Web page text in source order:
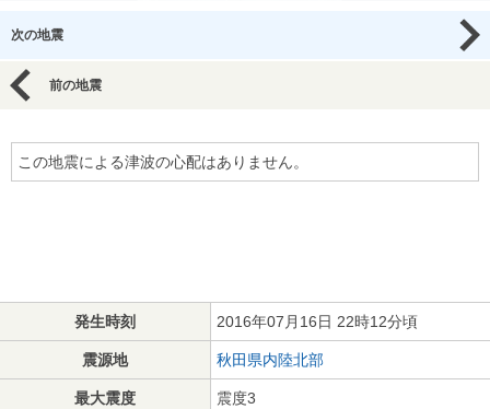
次の地震
前の地震
この地震による津波の心配はありません。
発生時刻 2016年07月16日 22時12分頃
震源地 秋田県内陸北部
最大震度 震度3